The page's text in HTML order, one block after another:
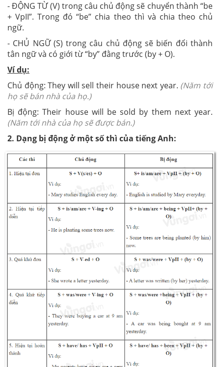
- ĐỘNG TỪ (V) trong câu chủ động sẽ chuyển thành “be
+ VpII”. Trong đó “be” chia theo thì và chia theo chủ
ngữ.
- CHỦ NGỮ (S) trong câu chủ động sẽ biến đổi thành
tân ngữ và có giới từ “by” đằng trước (by + O).
Ví dụ:
Chủ động: They will sell their house next year. (Năm tới
họ sẽ bán nhà của họ.)
Bị động: Their house will be sold by them next year.
(Năm tới nhà của họ sẽ được bán.)
2. Dạng bị động ở một số thì của tiếng Anh: